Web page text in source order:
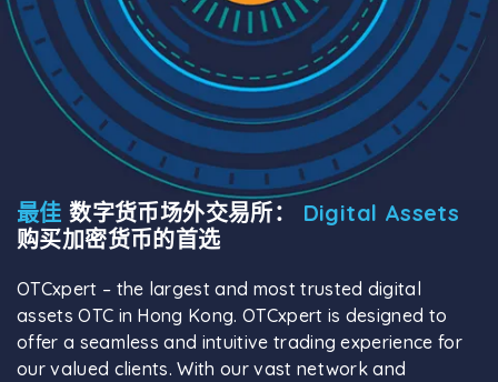
最佳 数字货币场外交易所： Digital Assets
购买加密货币的首选
OTCxpert – the largest and most trusted digital
assets OTC in Hong Kong. OTCxpert is designed to
offer a seamless and intuitive trading experience for
our valued clients. With our vast network and